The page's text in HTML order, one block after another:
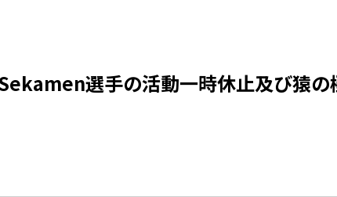
選手の活動一時休止及び猿の